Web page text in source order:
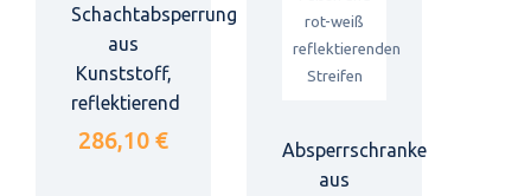
Schachtabsperrung
aus
Kunststoff,
reflektierend
286,10 €
Absperrschranke
aus